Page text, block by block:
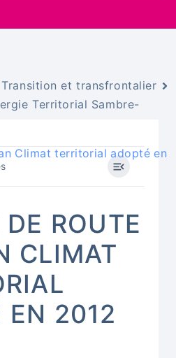
Transition et transfrontalier
Territorial Sambre-
Climat territorial adopté en
ROUTE
CLIMAT
EN 2012